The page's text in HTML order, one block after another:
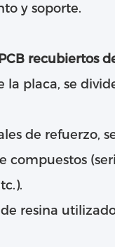
y soporte.
recubiertos
placa, se
de refuerzo,
compuestos
resina